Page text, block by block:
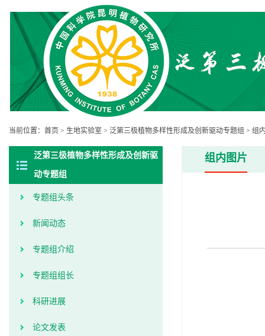
当前位置： 首页 > 生地实验室 > 泛第三极植物多样性形成及创新驱动专题组 > 组
泛第三极植物多样性形成及创新驱
动专题组
专题组头条
新闻动态
专题组介绍
专题组组长
科研进展
论文发表
组内图片